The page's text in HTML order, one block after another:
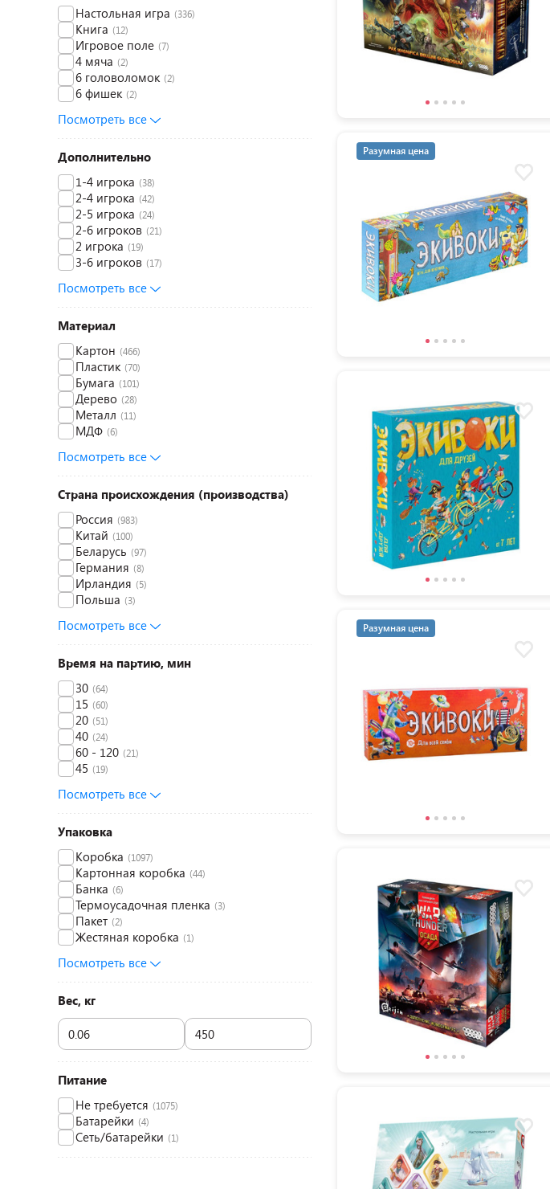
Настольная игра (336)
Книга (12)
Игровое поле (7)
4 мяча (2)
6 головоломок (2)
6 фишек (2)
Посмотреть все
Дополнительно
1-4 игрока (38)
2-4 игрока (42)
2-5 игрока (24)
2-6 игроков (21)
2 игрока (19)
3-6 игроков (17)
Посмотреть все
Материал
Картон (466)
Пластик (70)
Бумага (101)
Дерево (28)
Металл (11)
МДФ (6)
Посмотреть все
Страна происхождения (производства)
Россия (983)
Китай (100)
Беларусь (97)
Германия (8)
Ирландия (5)
Польша (3)
Посмотреть все
Время на партию, мин
30 (64)
15 (60)
20 (51)
40 (24)
60 - 120 (21)
45 (19)
Посмотреть все
Упаковка
Коробка (1097)
Картонная коробка (44)
Банка (6)
Термоусадочная пленка (3)
Пакет (2)
Жестяная коробка (1)
Посмотреть все
Вес, кг
Питание
Не требуется (1075)
Батарейки (4)
Сеть/батарейки (1)
Разумная цена
Разумная цена